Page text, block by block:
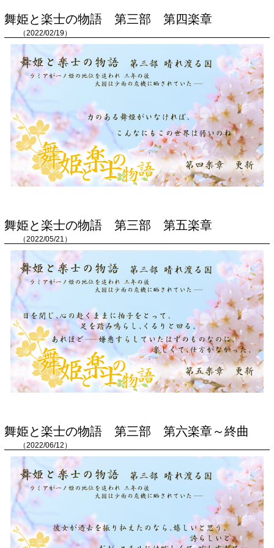
舞姫と楽士の物語 第三部 第四楽章
（2022/02/19）
舞姫と楽士の物語 第三部 第五楽章
（2022/05/21）
舞姫と楽士の物語 第三部 第六楽章～終曲
（2022/06/12）